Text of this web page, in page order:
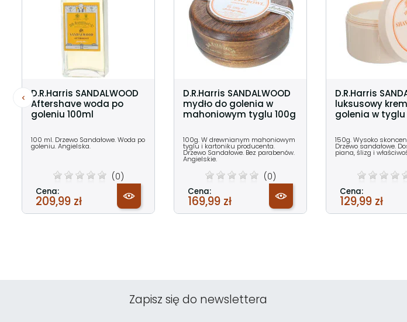
D.R.Harris SANDALWOOD
Aftershave woda po
goleniu 100ml
100 ml. Drzewo Sandałowe. Woda po
goleniu. Angielska.
(0)
Cena:
209,99 zł
D.R.Harris SANDALWOOD
mydło do golenia w
mahoniowym tyglu 100g
100g. W drewnianym mahoniowym
tyglu i kartoniku producenta.
Drzewo Sandałowe. Bez parabenów.
Angielskie.
(0)
Cena:
169,99 zł
D.R.Harris
luksusowy
golenia w tyglu
150g. Wysoko
Drzewo sandałowe.
piana, ślizg i
Cena:
129,99 zł
Zapisz się do newslettera